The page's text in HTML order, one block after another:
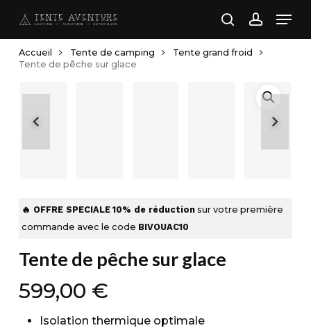
main
content
search
Accueil Tente de camping
Tente grand froid
Tente de pêche sur glace
🔥 OFFRE SPECIALE 10% de réduction sur votre première
commande avec le code BIVOUAC10
Tente de pêche sur glace
599,00 €
Isolation thermique optimale